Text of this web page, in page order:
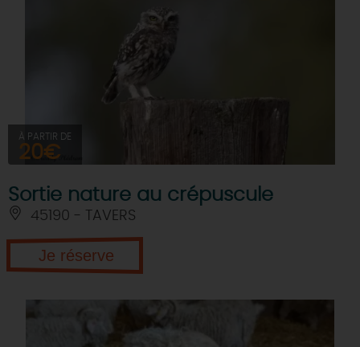
À PARTIR DE
20€
Sortie nature au crépuscule
45190 - TAVERS
Je réserve